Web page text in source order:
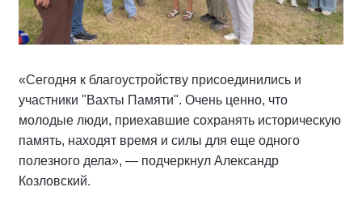
«Сегодня к благоустройству присоединились и
участники "Вахты Памяти". Очень ценно, что
молодые люди, приехавшие сохранять историческую
память, находят время и силы для еще одного
полезного дела», — подчеркнул Александр
Козловский.